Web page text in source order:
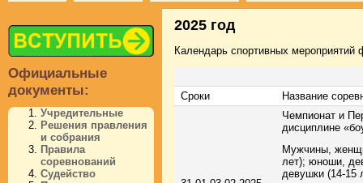
Официальные
документы:
Учредительные
Решения правления
и собрания
Правила
соревнований
Судейство
2025 год
Календарь спортивных мероприятий
Сроки Название
Чемпионат и
дисциплине
Мужчины,
лет); юноши,
девушки (14-15